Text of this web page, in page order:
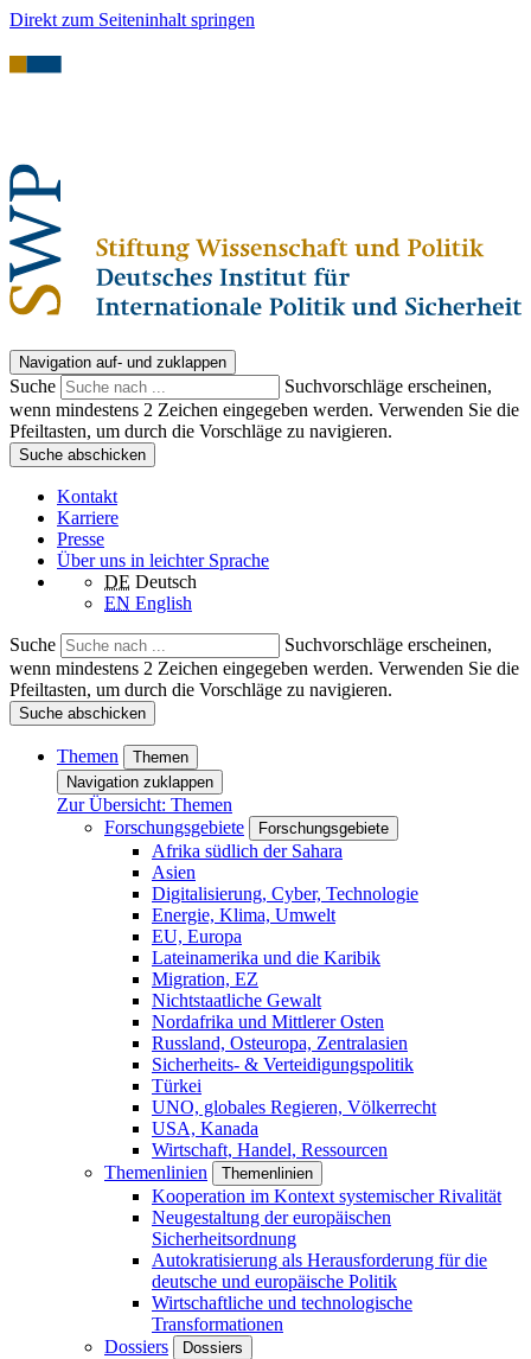
Direkt zum Seiteninhalt springen
Navigation auf- und zuklappen
Suche
Suchvorschläge erscheinen,
wenn mindestens 2 Zeichen eingegeben werden. Verwenden Sie die
Pfeiltasten, um durch die Vorschläge zu navigieren.
Suche abschicken
Kontakt
Karriere
Presse
Über uns in leichter Sprache
DE Deutsch
EN English
Suche
Suchvorschläge erscheinen,
wenn mindestens 2 Zeichen eingegeben werden. Verwenden Sie die
Pfeiltasten, um durch die Vorschläge zu navigieren.
Suche abschicken
Themen
Themen
Navigation zuklappen
Zur Übersicht: Themen
Forschungsgebiete
Forschungsgebiete
Afrika südlich der Sahara
Asien
Digitalisierung, Cyber, Technologie
Energie, Klima, Umwelt
EU, Europa
Lateinamerika und die Karibik
Migration, EZ
Nichtstaatliche Gewalt
Nordafrika und Mittlerer Osten
Russland, Osteuropa, Zentralasien
Sicherheits- & Verteidigungspolitik
Türkei
UNO, globales Regieren, Völkerrecht
USA, Kanada
Wirtschaft, Handel, Ressourcen
Themenlinien
Themenlinien
Kooperation im Kontext systemischer Rivalität
Neugestaltung der europäischen
Sicherheitsordnung
Autokratisierung als Herausforderung für die
deutsche und europäische Politik
Wirtschaftliche und technologische
Transformationen
Dossiers
Dossiers